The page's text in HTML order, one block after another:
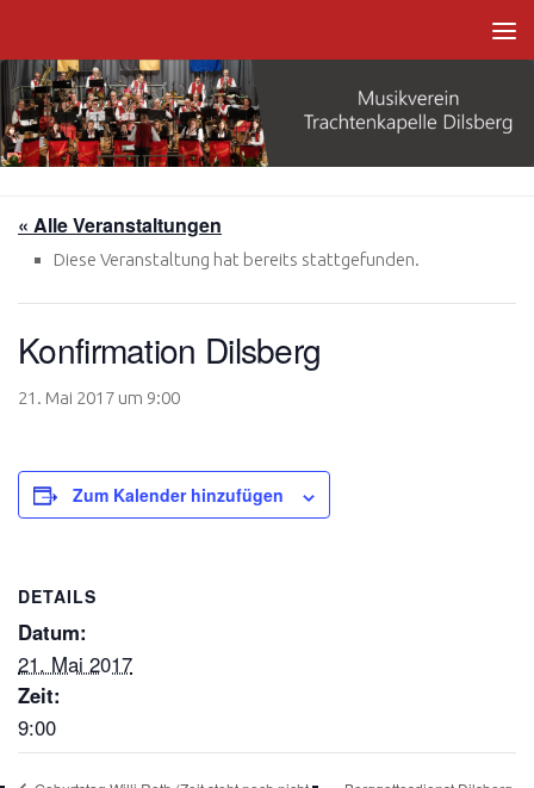
« Alle Veranstaltungen
Diese Veranstaltung hat bereits stattgefunden.
Konfirmation Dilsberg
21. Mai 2017 um 9:00
Zum Kalender hinzufügen
DETAILS
Datum:
21. Mai 2017
Zeit:
9:00